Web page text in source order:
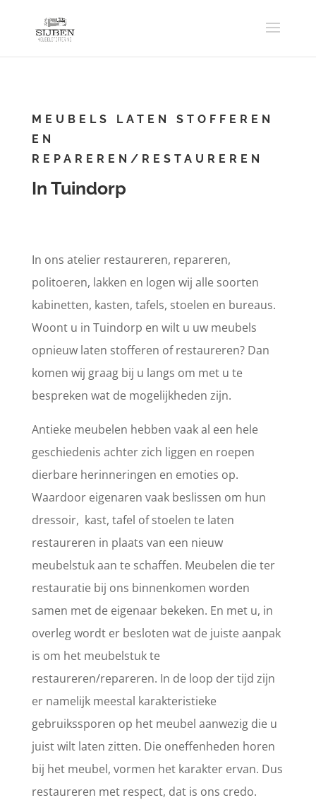
MEUBELS LATEN STOFFEREN
EN
REPAREREN/RESTAUREREN
In Tuindorp
In ons atelier restaureren, repareren,
politoeren, lakken en logen wij alle soorten
kabinetten, kasten, tafels, stoelen en bureaus.
Woont u in Tuindorp en wilt u uw meubels
opnieuw laten stofferen of restaureren? Dan
komen wij graag bij u langs om met u te
bespreken wat de mogelijkheden zijn.
Antieke meubelen hebben vaak al een hele
geschiedenis achter zich liggen en roepen
dierbare herinneringen en emoties op.
Waardoor eigenaren vaak beslissen om hun
dressoir, kast, tafel of stoelen te laten
restaureren in plaats van een nieuw
meubelstuk aan te schaffen. Meubelen die ter
restauratie bij ons binnenkomen worden
samen met de eigenaar bekeken. En met u, in
overleg wordt er besloten wat de juiste aanpak
is om het meubelstuk te
restaureren/repareren. In de loop der tijd zijn
er namelijk meestal karakteristieke
gebruikssporen op het meubel aanwezig die u
juist wilt laten zitten. Die oneffenheden horen
bij het meubel, vormen het karakter ervan. Dus
restaureren met respect, dat is ons credo.